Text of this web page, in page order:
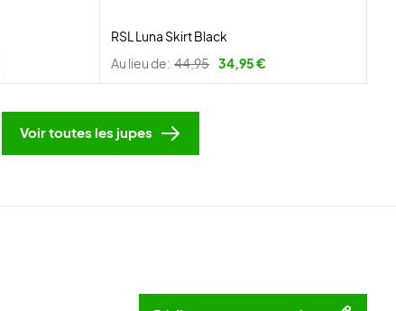
RSL Luna Skirt Black
Au lieu de: 44,95 34,95 €
Voir toutes les jupes